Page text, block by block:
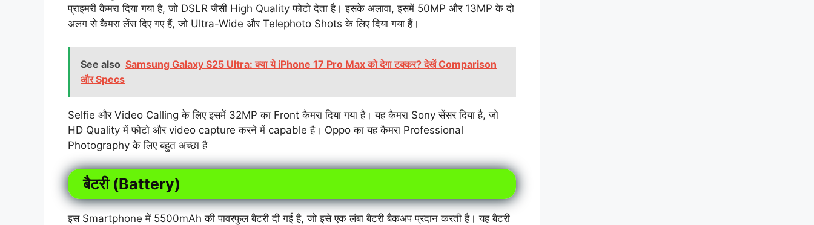
प्राइमरी कैमरा दिया गया है, जो DSLR जैसी High Quality फोटो देता है। इसके अलावा, इसमें 50MP और 13MP के दो
अलग से कैमरा लेंस दिए गए हैं, जो Ultra-Wide और Telephoto Shots के लिए दिया गया हैं।
See also Samsung Galaxy S25 Ultra: क्या ये iPhone 17 Pro Max को देगा टक्कर? देखें Comparison
और Specs
Selfie और Video Calling के लिए इसमें 32MP का Front कैमरा दिया गया है। यह कैमरा Sony सेंसर दिया है, जो
HD Quality में फोटो और video capture करने में capable है। Oppo का यह कैमरा Professional
Photography के लिए बहुत अच्छा है
बैटरी (Battery)
इस Smartphone में 5500mAh की पावरफुल बैटरी दी गई है, जो इसे एक लंबा बैटरी बैकअप प्रदान करती है। यह बैटरी